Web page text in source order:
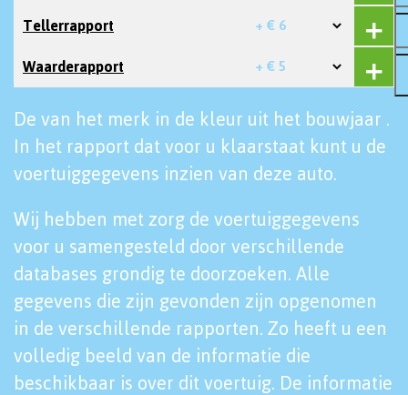
Tellerrapport + € 6
Waarderapport + € 5
De van het merk in de kleur uit het bouwjaar .
In het rapport dat voor u klaarstaat kunt u de
voertuiggegevens inzien van deze auto.
Wij hebben met zorg de voertuiggegevens
voor u samengesteld door verschillende
databases grondig te doorzoeken. Alle
gegevens die zijn gevonden zijn opgenomen
in de verschillende rapporten. Zo heeft u een
volledig beeld van de informatie die
beschikbaar is over dit voertuig. De informatie